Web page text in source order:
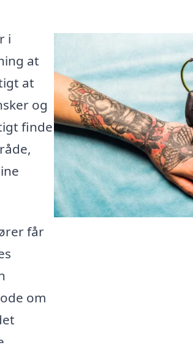
i
at
at
og
finde
får
om